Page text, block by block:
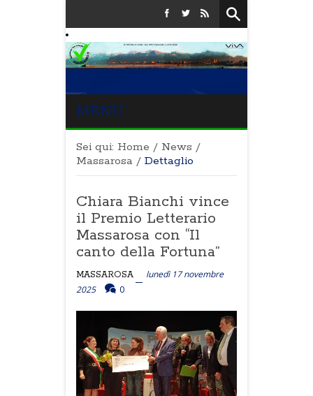
MENU
Sei qui: Home / News /
Massarosa / Dettaglio
Chiara Bianchi vince
il Premio Letterario
Massarosa con “Il
canto della Fortuna”
MASSAROSA
lunedì 17 novembre
2025
0